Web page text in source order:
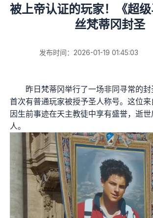
被上帝认证的玩家！《超
丝梵蒂冈封圣
发布时间：2026-01-19 01:45:03
昨日梵蒂冈举行了一场非同寻常的
首次有普通玩家被授予圣人称号。这位
因生前事迹在天主教徒中享有盛誉，逝
人。